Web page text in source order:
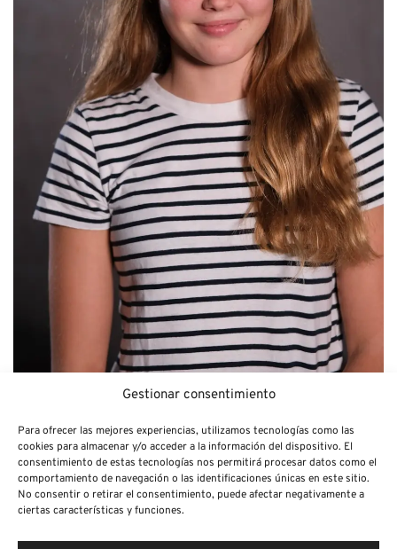
Gestionar consentimiento
Para ofrecer las mejores experiencias, utilizamos tecnologías como las
cookies para almacenar y/o acceder a la información del dispositivo. El
consentimiento de estas tecnologías nos permitirá procesar datos como el
comportamiento de navegación o las identificaciones únicas en este sitio.
No consentir o retirar el consentimiento, puede afectar negativamente a
ciertas características y funciones.Vídeos